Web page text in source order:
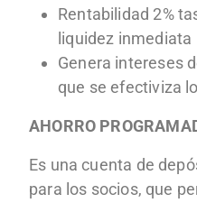
Rentabilidad 2%
liquidez inmediata
Genera intereses
que se efectiviza
AHORRO
Es una cuenta de
para los socios, que